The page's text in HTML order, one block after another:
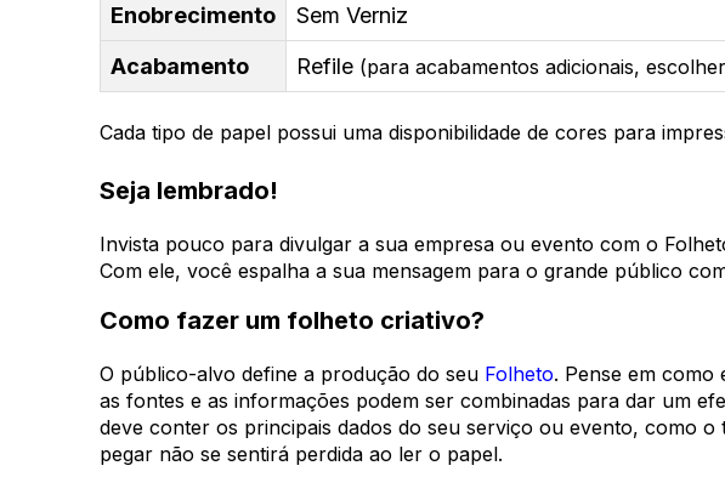
Enobrecimento
Sem Verniz
Acabamento
Refile (para acabamentos adicionais,
Cada tipo de papel possui uma disponibilidade de cores para
Seja lembrado!
Invista pouco para divulgar a sua empresa ou evento com o
Com ele, você espalha a sua mensagem para o grande público
Como fazer um folheto criativo?
O público-alvo define a produção do seu Folheto. Pense em como
as fontes e as informações podem ser combinadas para dar um
deve conter os principais dados do seu serviço ou evento, como
pegar não se sentirá perdida ao ler o papel.